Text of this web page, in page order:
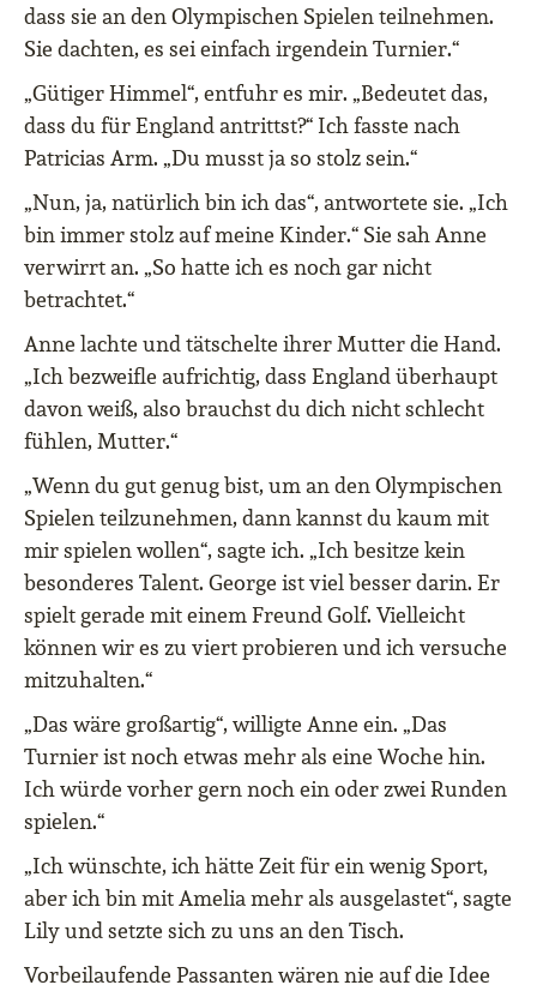
dass sie an den Olympischen Spielen teilnehmen.
Sie dachten, es sei einfach irgendein Turnier.“
„Gütiger Himmel“, entfuhr es mir. „Bedeutet das,
dass du für England antrittst?“ Ich fasste nach
Patricias Arm. „Du musst ja so stolz sein.“
„Nun, ja, natürlich bin ich das“, antwortete sie. „Ich
bin immer stolz auf meine Kinder.“ Sie sah Anne
verwirrt an. „So hatte ich es noch gar nicht
betrachtet.“
Anne lachte und tätschelte ihrer Mutter die Hand.
„Ich bezweifle aufrichtig, dass England überhaupt
davon weiß, also brauchst du dich nicht schlecht
fühlen, Mutter.“
„Wenn du gut genug bist, um an den Olympischen
Spielen teilzunehmen, dann kannst du kaum mit
mir spielen wollen“, sagte ich. „Ich besitze kein
besonderes Talent. George ist viel besser darin. Er
spielt gerade mit einem Freund Golf. Vielleicht
können wir es zu viert probieren und ich versuche
mitzuhalten.“
„Das wäre großartig“, willigte Anne ein. „Das
Turnier ist noch etwas mehr als eine Woche hin.
Ich würde vorher gern noch ein oder zwei Runden
spielen.“
„Ich wünschte, ich hätte Zeit für ein wenig Sport,
aber ich bin mit Amelia mehr als ausgelastet“, sagte
Lily und setzte sich zu uns an den Tisch.
Vorbeilaufende Passanten wären nie auf die Idee